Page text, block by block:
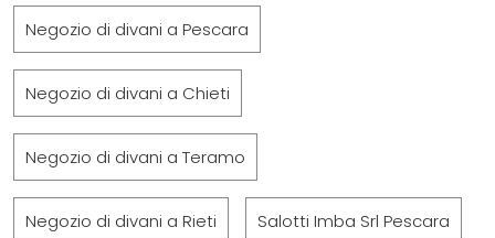
Negozio di divani a Pescara
Negozio di divani a Chieti
Negozio di divani a Teramo
Negozio di divani a Rieti Salotti Imba Srl Pescara